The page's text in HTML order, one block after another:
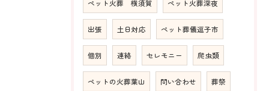
ペット火葬 横須賀 ペット火葬深夜
出張 土日対応 ペット葬儀逗子市
個別 連絡 セレモニー 爬虫類
ペットの火葬葉山 問い合わせ 葬祭